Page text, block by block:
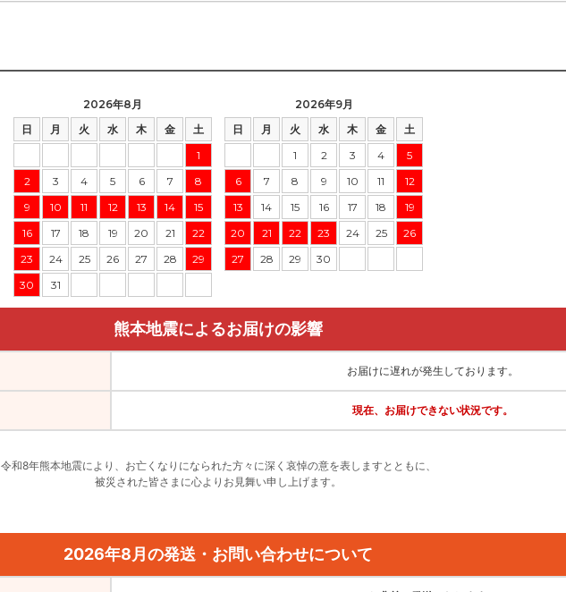
2026年8月
日
月 火 水 木 金
土
1
2
3 4 5 6 7
8
9
10 11 12 13 14
15
16
17 18 19 20 21
22
23
24 25 26 27 28
29
30
31
2026年9月
日
月 火 水 木 金
土
1
2 3 4
5
6
7 8 9 10 11
12
13
14 15 16 17 18
19
20
21 22 23 24 25
26
27
28 29 30
熊本地震によるお届けの影響
お届けに遅れが発生しております。
現在、お届けできない状況です。
令和8年熊本地震により、お亡くなりになられた方々に深く哀悼の意を表しますとともに、
被災された皆さまに心よりお見舞い申し上げます。
2026年8月の発送・お問い合わせについて